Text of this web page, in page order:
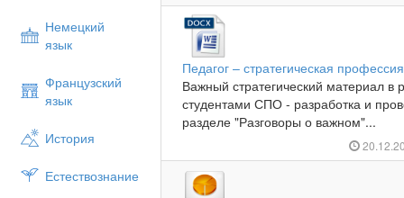
Немецкий
язык
Французский
язык
История
Естествознание
Педагог – стратегическая
Важный стратегический материал в
студентами СПО - разработка и
разделе "Разговоры о важном"...